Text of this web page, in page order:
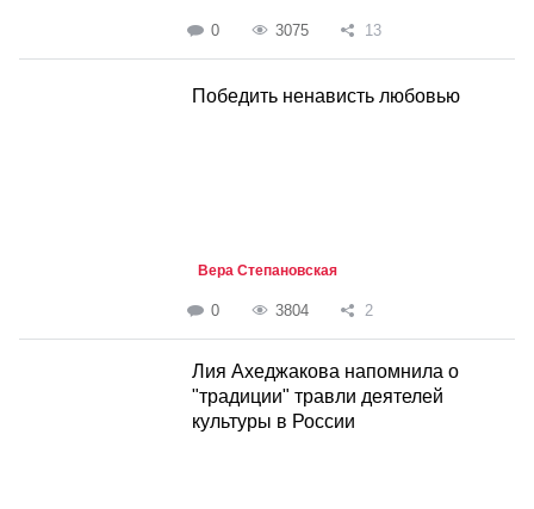
0 3075 13
Победить ненависть любовью
Вера Степановская
0 3804 2
Лия Ахеджакова напомнила о
"традиции" травли деятелей
культуры в России